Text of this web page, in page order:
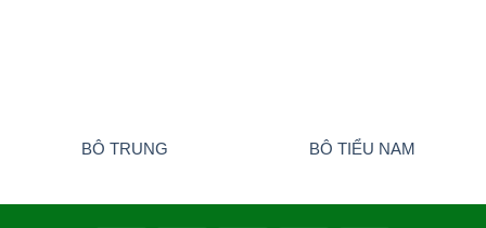
BÔ TRUNG BÔ TIỂU NAM